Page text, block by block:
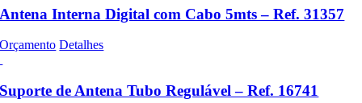
Antena Interna Digital com Cabo 5mts – Ref. 31357
Orçamento Detalhes
Suporte de Antena Tubo Regulável – Ref. 16741